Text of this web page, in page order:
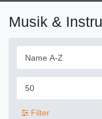
Musik &
Filter